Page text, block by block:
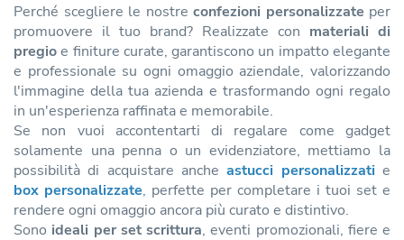
Perché scegliere le nostre confezioni personalizzate per
promuovere il tuo brand? Realizzate con materiali di
pregioe finiture curate, garantiscono un impatto elegante
e professionale su ogni omaggio aziendale, valorizzando
l'immagine della tua azienda e trasformando ogni regalo
in un'esperienza raffinata e memorabile.
Se non vuoi accontentarti di regalare come gadget
solamente una penna o un evidenziatore, mettiamo la
possibilità di acquistare ancheastucci personalizzatie
box personalizzate, perfette per completare i tuoi set e
rendere ogni omaggio ancora più curato e distintivo.
Sono ideali per set scrittura, eventi promozionali, fiere e